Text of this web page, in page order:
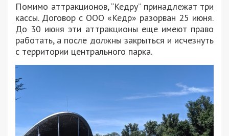
Помимо аттракционов, “Кедру” принадлежат три
кассы. Договор с ООО «Кедр» разорван 25 июня.
До 30 июня эти аттракционы еще имеют право
работать, а после должны закрыться и исчезнуть
с территории центрального парка.